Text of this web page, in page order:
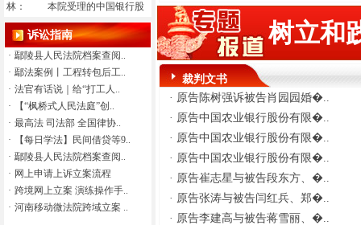
林： 本院受理的中国银行股
份有限公司鄢陵支行申请陈帅林
金融借款合同纠纷一案，依照
《中华人民共和国民事诉讼法》
第九十五条之规定，现依法向你
（们）公告送达（2026）豫1024
执1340号之一执行裁定书，自公
告之日起30日内向本院领取上述
文书，逾期即视为送达。 特
此公告
二〇二六年八月七日 地址：鄢
局
诉讼指南
· 鄢陵县人民法院档案查阅..
· 鄢法案例丨工程转包后工..
· 法官有话说｜给“打工人..
·
【“枫桥式人民法庭”创..
· 最高法 司法部 全国律协..
·
【每日学法】民间借贷等9..
· 鄢陵县人民法院档案查阅..
· 网上申请上诉立案流程
· 跨境网上立案 演练操作手..
· 河南移动微法院跨域立案 ..
树立和
裁判文书
· 原告陈树强诉被告肖园园婚�..
· 原告中国农业银行股份有限�..
· 原告中国农业银行股份有限�..
· 原告中国农业银行股份有限�..
· 原告崔志星与被告段东方、�..
· 原告张涛与被告闫红兵、郑�..
· 原告李建高与被告蒋雪丽、�..